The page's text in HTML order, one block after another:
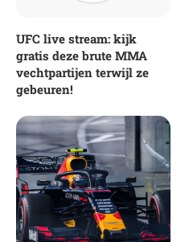
UFC live stream: kijk
gratis deze brute MMA
vechtpartijen terwijl ze
gebeuren!